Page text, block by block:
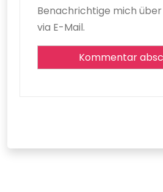
Benachrichtige mich
via E-Mail.